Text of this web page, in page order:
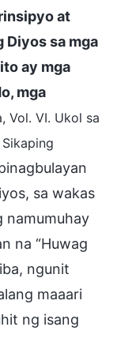
at
sa mga
ay mga
mga
Vol. VI. Ukol sa
sa wakas
namumuhay
na “Huwag
ngunit
maaari
ng isang